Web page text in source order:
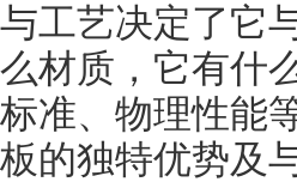
与工艺决定了它
么材质，它有什
标准、物理性能
板的独特优势及